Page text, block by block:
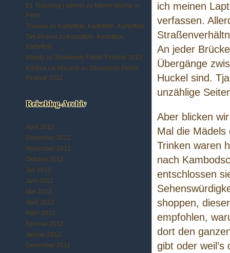
ich meinen
verfassen.
An jeder
Übergänge
Huckel sind.
unzählige
Aber blicken
Mal die Mädels
Trinken waren
nach
entschlossen
shoppen,
empfohlen,
dort den
gibt oder
E1 Traveling | wberin zu Meine Woche in
Perth
Thomas zu Kartoffeln, Kartoffeln, Kartoffeln
Tim Pinkert zu Kartoffeln, Kartoffeln,
Kartoffeln
Mandy zu Strawberry Fields Festival 2012
Kristina Le Manach zu Strawberry Fields
Festival 2012
Reiseblog-Archiv
April 2013
Dezember 2012
November 2012
Oktober 2012
Juli 2012
Juni 2012
Mai 2012
April 2012
März 2012
Februar 2012
Januar 2012
Dezember 2011